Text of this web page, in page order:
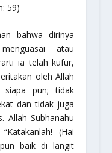
59)
bahwa dirinya
atau
ia telah kufur,
oleh Allah
siapa pun; tidak
dan tidak juga
AllahSubhanahu
“Katakanlah! (Hai
baik di langit